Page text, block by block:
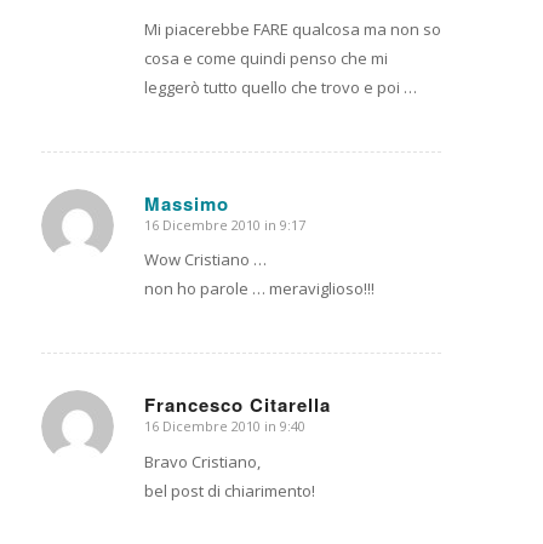
Mi piacerebbe FARE qualcosa ma non so
cosa e come quindi penso che mi
leggerò tutto quello che trovo e poi …
Massimo
dice:
16 Dicembre 2010 in 9:17
Wow Cristiano …
non ho parole … meraviglioso!!!
Francesco Citarella
dice:
16 Dicembre 2010 in 9:40
Bravo Cristiano,
bel post di chiarimento!